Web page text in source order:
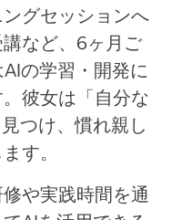
グセッションへ
など、6ヶ月ご
の学習・開発に
彼女は「自分な
つけ、慣れ親し
す。
や実践時間を通